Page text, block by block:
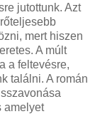
jutottunk. Azt
mert hiszen
A múlt
a feltevésre,
találni. A román
amelyet